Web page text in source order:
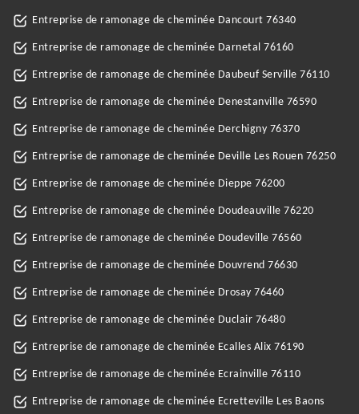
Entreprise de ramonage de cheminée Dancourt 76340
Entreprise de ramonage de cheminée Darnetal 76160
Entreprise de ramonage de cheminée Daubeuf Serville 76110
Entreprise de ramonage de cheminée Denestanville 76590
Entreprise de ramonage de cheminée Derchigny 76370
Entreprise de ramonage de cheminée Deville Les Rouen 76250
Entreprise de ramonage de cheminée Dieppe 76200
Entreprise de ramonage de cheminée Doudeauville 76220
Entreprise de ramonage de cheminée Doudeville 76560
Entreprise de ramonage de cheminée Douvrend 76630
Entreprise de ramonage de cheminée Drosay 76460
Entreprise de ramonage de cheminée Duclair 76480
Entreprise de ramonage de cheminée Ecalles Alix 76190
Entreprise de ramonage de cheminée Ecrainville 76110
Entreprise de ramonage de cheminée Ecretteville Les Baons